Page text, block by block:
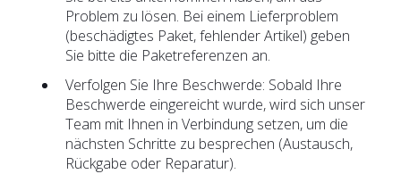
Problem zu lösen. Bei einem Lieferproblem
(beschädigtes Paket, fehlender Artikel) geben
Sie bitte die Paketreferenzen an.
Verfolgen Sie Ihre Beschwerde: Sobald Ihre
Beschwerde eingereicht wurde, wird sich unser
Team mit Ihnen in Verbindung setzen, um die
nächsten Schritte zu besprechen (Austausch,
Rückgabe oder Reparatur).